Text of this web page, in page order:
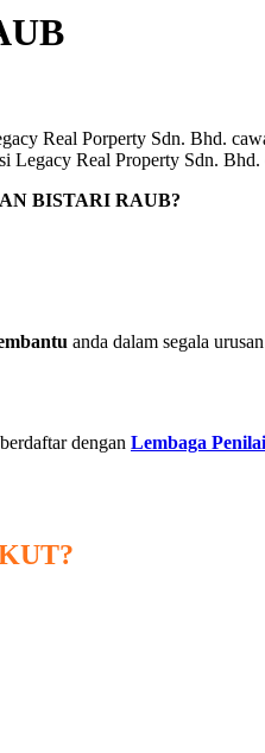
Real Property Sdn. Bhd.
BISTARI RAUB?
anda dalam segala
dengan Lembaga